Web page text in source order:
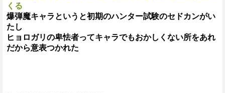
くる
爆弾魔キャラというと初期のハンター試験のセドカンがい
たし
ヒョロガリの卑怯者ってキャラでもおかしくない所をあれ
だから意表つかれた